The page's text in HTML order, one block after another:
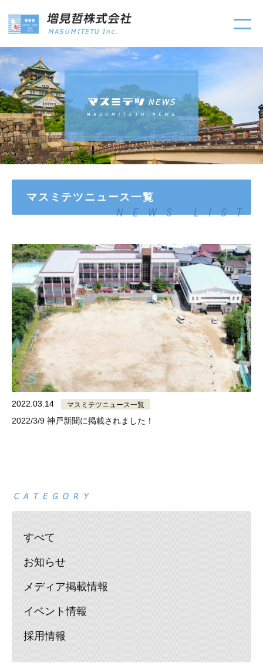
マスミテツニュース一覧
NEWS LIST
2022.03.14 マスミテツニュース一覧
2022/3/9 神戸新聞に掲載されました！
すべて
お知らせ
メディア掲載情報
イベント情報
採用情報